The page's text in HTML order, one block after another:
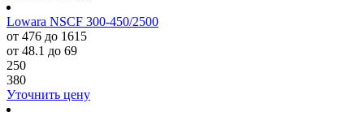
Lowara NSCF 300-450/2500
от 476 до 1615
от 48.1 до 69
250
380
Уточнить цену